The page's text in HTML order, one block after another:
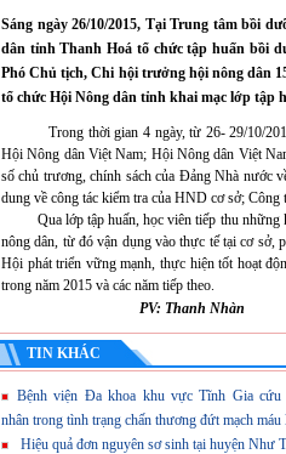
Sáng ngày 26/10/2015, Tại Trung tâm bồi
dân tỉnh Thanh Hoá tổ chức tập huấn bồi
Phó Chủ tịch, Chi hội trưởng hội nông dân
tổ chức Hội Nông dân tỉnh khai mạc lớp tập
Trong thời gian 4 ngày, từ 26- 29/10/2015,
Hội Nông dân Việt Nam; Hội Nông dân Việt
số chủ trương, chính sách của Đảng Nhà nước
dung về công tác kiểm tra của HND cơ sở;
Qua lớp tập huấn, học viên tiếp thu những
nông dân, từ đó vận dụng vào thực tế tại cơ sở,
Hội phát triển vững mạnh, thực hiện tốt hoạt
trong năm 2015 và các năm tiếp theo.
PV: Thanh Nhàn
TIN KHÁC
Bệnh viện Đa khoa khu vực Tĩnh Gia cứu
nhân trong tình trạng chấn thương đứt mạch máu
Hiệu quả đơn nguyên sơ sinh tại huyện Như